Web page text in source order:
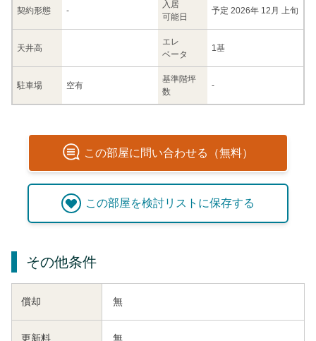
契約形態 -
入居
可能日
予定 2026年 12月 上旬
天井高
エレ
ベータ
1基
駐車場 空有
基準階坪
数
-
この部屋に問い合わせる（無料）
この部屋を検討リストに保存する
その他条件
償却 無
更新料 無